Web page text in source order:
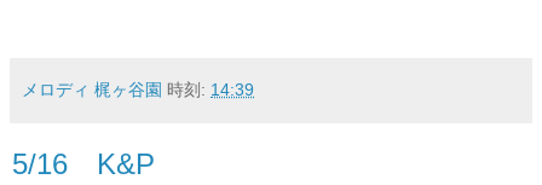
メロディ 梶ヶ谷園 時刻: 14:39
5/16 K&P